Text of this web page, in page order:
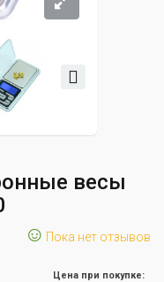
весы
☺ Пока нет отзывов
Цена при покупке: